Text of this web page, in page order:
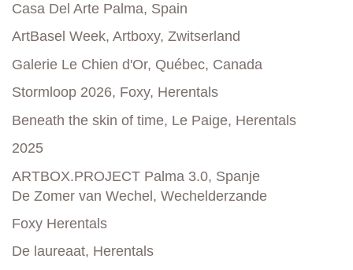
Casa Del Arte Palma, Spain
ArtBasel Week, Artboxy, Zwitserland
Galerie Le Chien d'Or, Québec, Canada
Stormloop 2026, Foxy, Herentals
Beneath the skin of time, Le Paige, Herentals
2025
ARTBOX.PROJECT Palma 3.0, Spanje
De Zomer van Wechel, Wechelderzande
Foxy Herentals
De laureaat, Herentals